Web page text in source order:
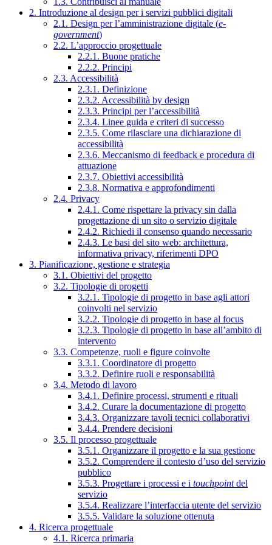
2. Introduzione al design per i servizi pubblici digitali
2.1. Design per l’amministrazione digitale (e-
government)
2.2. L’approccio progettuale
2.2.1. Buone pratiche
2.2.2. Principi
2.3. Accessibilità
2.3.1. Definizione
2.3.2. Accessibilità by design
2.3.3. Principi per l’accessibilità
2.3.4. Linee guida e criteri di successo
2.3.5. Come rilasciare una dichiarazione di
accessibilità
2.3.6. Meccanismo di feedback e procedura di
attuazione
2.3.7. Obiettivi accessibilità
2.3.8. Normativa e approfondimenti
2.4. Privacy
2.4.1. Come rispettare la privacy sin dalla
progettazione di un sito o servizio digitale
2.4.2. Richiedi il consenso quando necessario
2.4.3. Le basi del sito web: architettura,
informativa privacy, riferimenti DPO
3. Pianificazione, gestione e strategia
3.1. Obiettivi del progetto
3.2. Tipologie di progetti
3.2.1. Tipologie di progetto in base agli attori
coinvolti nel servizio
3.2.2. Tipologie di progetto in base al focus
3.2.3. Tipologie di progetto in base all’ambito di
intervento
3.3. Competenze, ruoli e figure coinvolte
3.3.1. Coordinatore di progetto
3.3.2. Definire ruoli e responsabilità
3.4. Metodo di lavoro
3.4.1. Definire processi, strumenti e rituali
3.4.2. Curare la documentazione di progetto
3.4.3. Organizzare tavoli tecnici collaborativi
3.4.4. Prendere decisioni
3.5. Il processo progettuale
3.5.1. Organizzare il progetto e la sua gestione
3.5.2. Comprendere il contesto d’uso del servizio
pubblico
3.5.3. Progettare i processi e i touchpointdel
servizio
3.5.4. Realizzare l’interfaccia utente del servizio
3.5.5. Validare la soluzione ottenuta
4. Ricerca progettuale
4.1. Ricerca primaria